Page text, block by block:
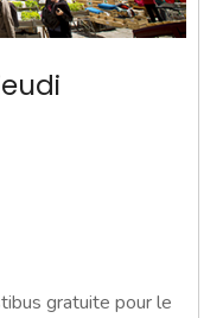
gratuite pour le